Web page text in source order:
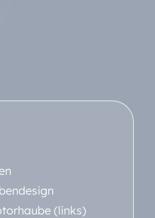
(links)